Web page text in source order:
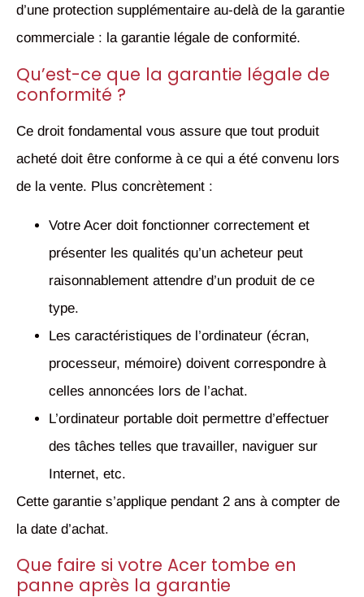
d’une protection supplémentaire au-delà de la garantie
commerciale : la garantie légale de conformité.
Qu’est-ce que la garantie légale de
conformité ?
Ce droit fondamental vous assure que tout produit
acheté doit être conforme à ce qui a été convenu lors
de la vente. Plus concrètement :
Votre Acer doit fonctionner correctement et
présenter les qualités qu’un acheteur peut
raisonnablement attendre d’un produit de ce
type.
Les caractéristiques de l’ordinateur (écran,
processeur, mémoire) doivent correspondre à
celles annoncées lors de l’achat.
L’ordinateur portable doit permettre d’effectuer
des tâches telles que travailler, naviguer sur
Internet, etc.
Cette garantie s’applique pendant 2 ans à compter de
la date d’achat.
Que faire si votre Acer tombe en
panne après la garantie